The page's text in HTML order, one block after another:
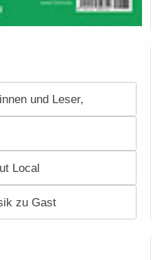
und Leser,
Local
zu Gast